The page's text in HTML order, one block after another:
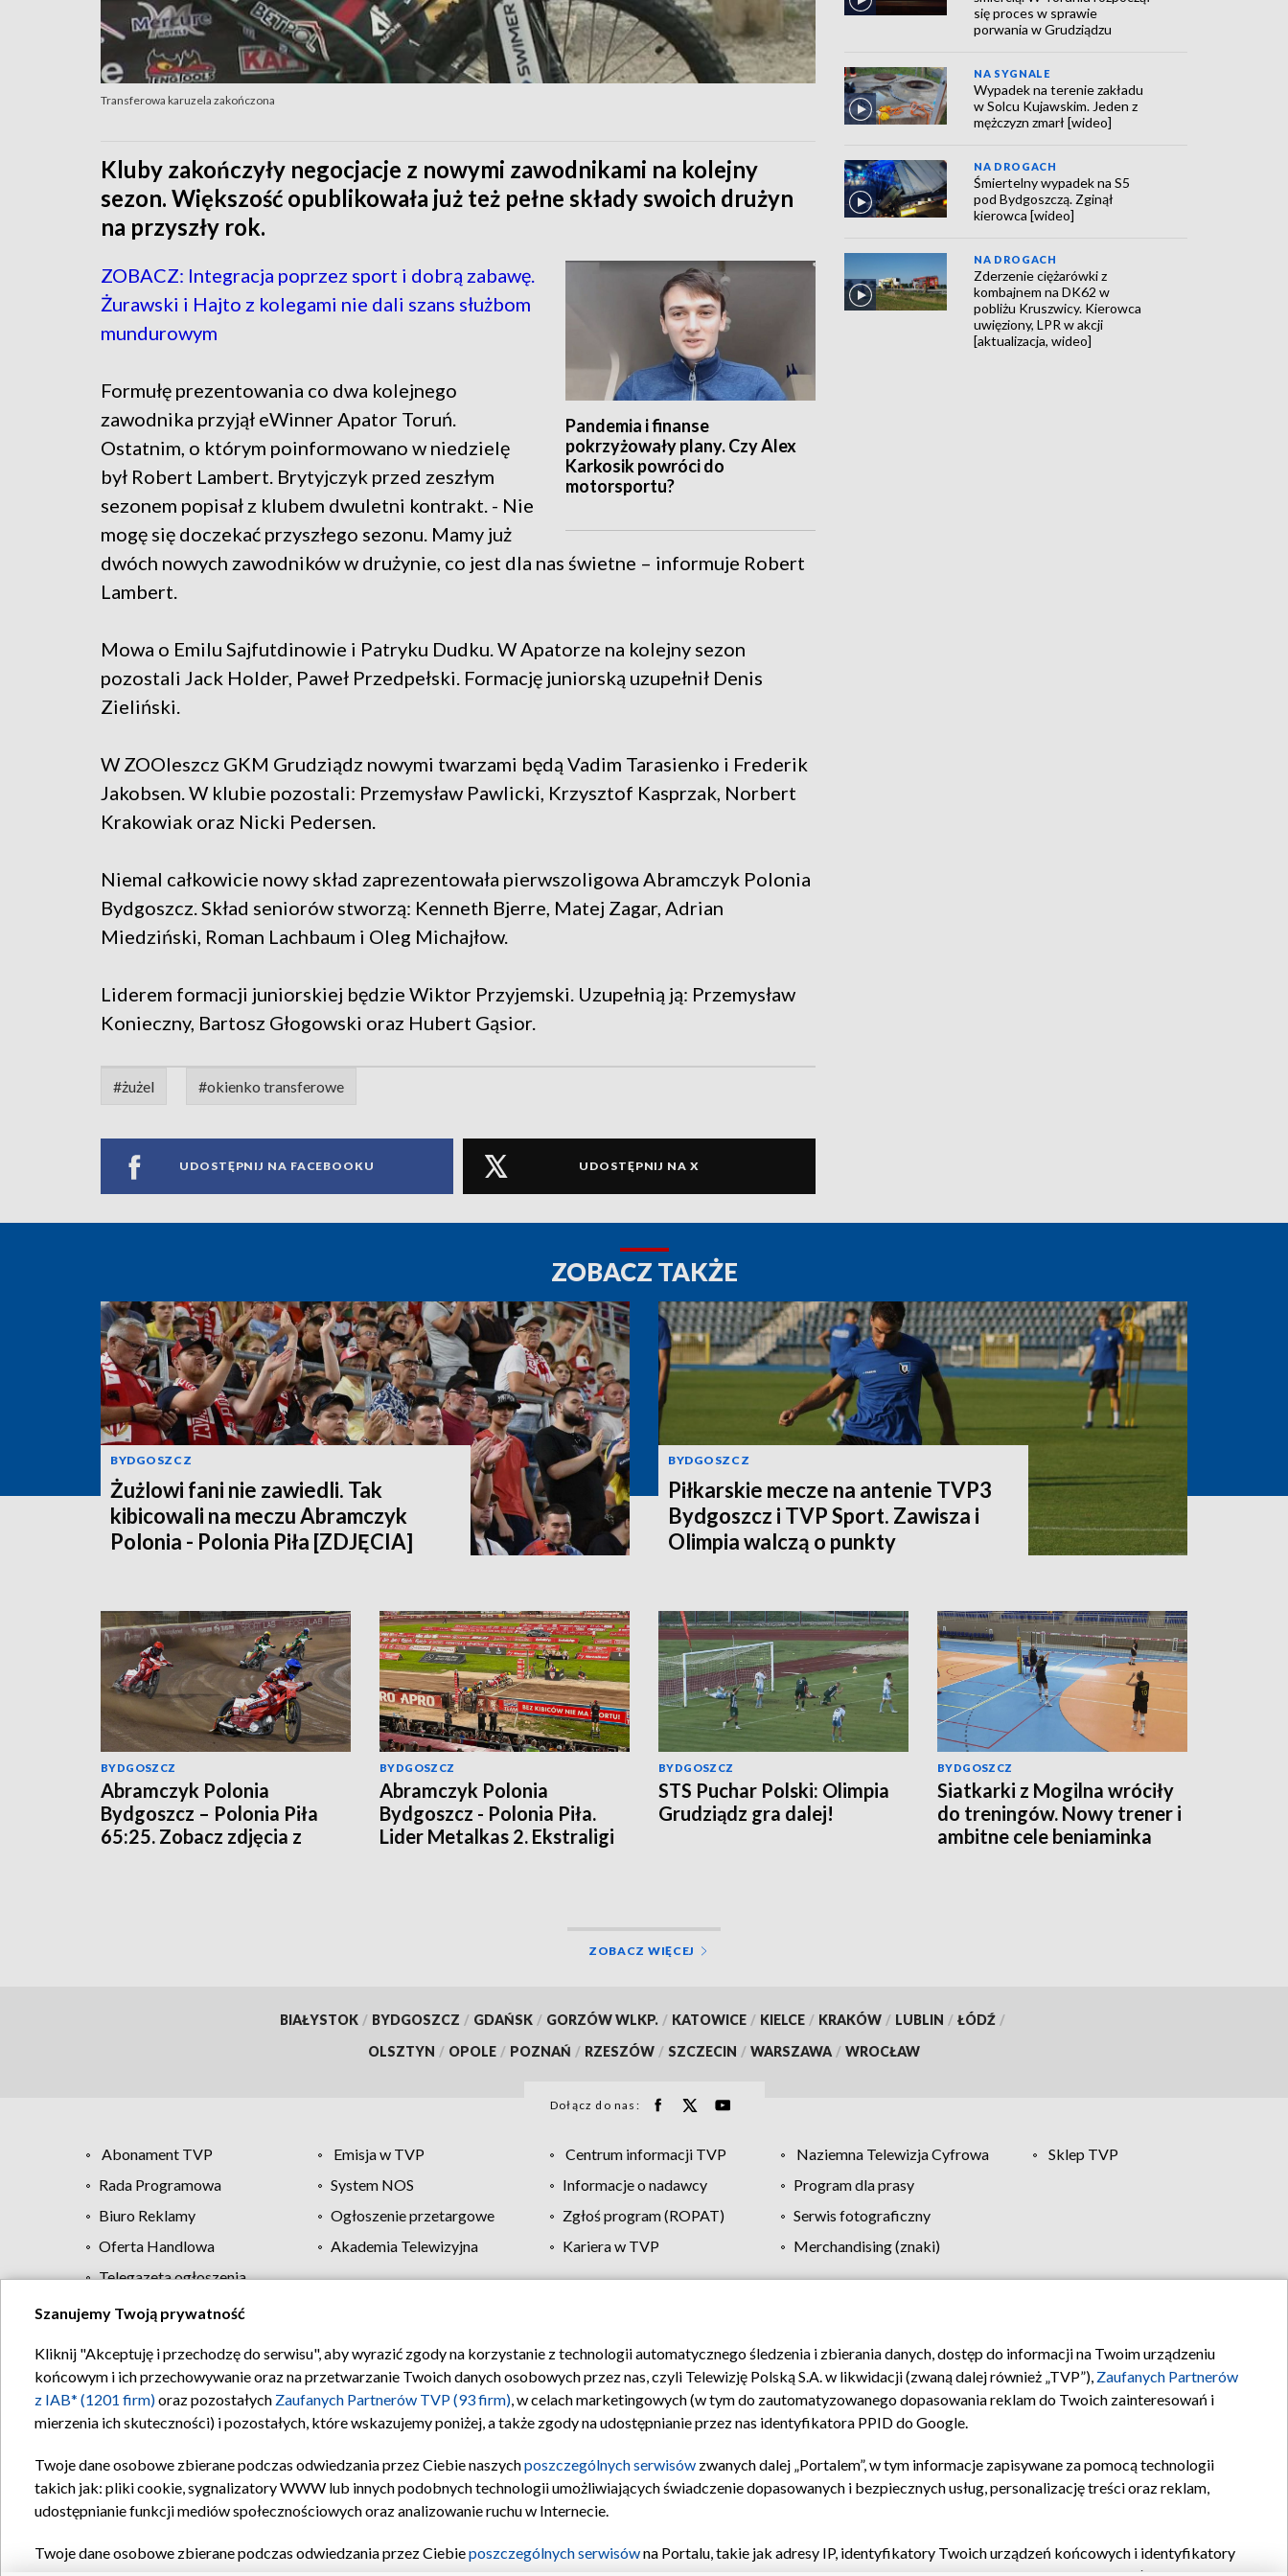
Transferowa karuzela zakończona
Kluby zakończyły negocjacje z nowymi zawodnikami na kolejny
sezon. Większość opublikowała już też pełne składy swoich drużyn
na przyszły rok.
Pandemia i finanse
pokrzyżowały plany. Czy Alex
Karkosik powróci do
motorsportu?
ZOBACZ: Integracja poprzez sport i dobrą zabawę.
Żurawski i Hajto z kolegami nie dali szans służbom
mundurowym
Formułę prezentowania co dwa kolejnego
zawodnika przyjął eWinner Apator Toruń.
Ostatnim, o którym poinformowano w niedzielę
był Robert Lambert. Brytyjczyk przed zeszłym
sezonem popisał z klubem dwuletni kontrakt. - Nie
mogę się doczekać przyszłego sezonu. Mamy już
dwóch nowych zawodników w drużynie, co jest dla nas świetne – informuje Robert
Lambert.
Mowa o Emilu Sajfutdinowie i Patryku Dudku. W Apatorze na kolejny sezon
pozostali Jack Holder, Paweł Przedpełski. Formację juniorską uzupełnił Denis
Zieliński.
W ZOOleszcz GKM Grudziądz nowymi twarzami będą Vadim Tarasienko i Frederik
Jakobsen. W klubie pozostali: Przemysław Pawlicki, Krzysztof Kasprzak, Norbert
Krakowiak oraz Nicki Pedersen.
Niemal całkowicie nowy skład zaprezentowała pierwszoligowa Abramczyk Polonia
Bydgoszcz. Skład seniorów stworzą: Kenneth Bjerre, Matej Zagar, Adrian
Miedziński, Roman Lachbaum i Oleg Michajłow.
Liderem formacji juniorskiej będzie Wiktor Przyjemski. Uzupełnią ją: Przemysław
Konieczny, Bartosz Głogowski oraz Hubert Gąsior.
#żużel #okienko transferowe
UDOSTĘPNIJ NA FACEBOOKU UDOSTĘPNIJ NA X
się proces w sprawie
porwania w Grudziądzu
NA SYGNALE
Wypadek na terenie zakładu
w Solcu Kujawskim. Jeden z
mężczyzn zmarł [wideo]
NA DROGACH
Śmiertelny wypadek na S5
pod Bydgoszczą. Zginął
kierowca [wideo]
NA DROGACH
Zderzenie ciężarówki z
kombajnem na DK62 w
pobliżu Kruszwicy. Kierowca
uwięziony, LPR w akcji
[aktualizacja, wideo]
ZOBACZ TAKŻE
BYDGOSZCZ
Żużlowi fani nie zawiedli. Tak
kibicowali na meczu Abramczyk
Polonia - Polonia Piła [ZDJĘCIA]
BYDGOSZCZ
Piłkarskie mecze na antenie TVP3
Bydgoszcz i TVP Sport. Zawisza i
Olimpia walczą o punkty
BYDGOSZCZ
Abramczyk Polonia
Bydgoszcz – Polonia Piła
65:25. Zobacz zdjęcia z
BYDGOSZCZ
Abramczyk Polonia
Bydgoszcz - Polonia Piła.
Lider Metalkas 2. Ekstraligi
BYDGOSZCZ
STS Puchar Polski: Olimpia
Grudziądz gra dalej!
BYDGOSZCZ
Siatkarki z Mogilna wróciły
do treningów. Nowy trener i
ambitne cele beniaminka
ZOBACZ WIĘCEJ
BIAŁYSTOK / BYDGOSZCZ / GDAŃSK / GORZÓW WLKP. / KATOWICE / KIELCE / KRAKÓW / LUBLIN / ŁÓDŹ /
OLSZTYN / OPOLE / POZNAŃ / RZESZÓW / SZCZECIN / WARSZAWA / WROCŁAW
Dołącz do nas:
Abonament TVP Emisja w TVP Centrum informacji TVP Naziemna Telewizja Cyfrowa
Sklep TVP
Rada Programowa
System NOS Informacje o nadawcy
Program dla prasy
Biuro Reklamy
Ogłoszenie przetargowe Zgłoś program (ROPAT)
Serwis fotograficzny
Oferta Handlowa
Akademia Telewizyjna Kariera w TVP
Merchandising (znaki)
Telegazeta ogłoszenia
Regulamin TVP Polityka prywatności Moje zgody Pomoc Biuro reklamy Kontakt
Szanujemy Twoją prywatność
Kliknij "Akceptuję i przechodzę do serwisu", aby wyrazić zgody na korzystanie z technologii automatycznego śledzenia i zbierania danych, dostęp do informacji na Twoim urządzeniu
końcowym i ich przechowywanie oraz na przetwarzanie Twoich danych osobowych przez nas, czyli Telewizję Polską S.A. w likwidacji (zwaną dalej również „TVP”), Zaufanych Partnerów
z IAB* (1201 firm)oraz pozostałych Zaufanych Partnerów TVP (93 firm), w celach marketingowych (w tym do zautomatyzowanego dopasowania reklam do Twoich zainteresowań i
mierzenia ich skuteczności) i pozostałych, które wskazujemy poniżej, a także zgody na udostępnianie przez nas identyfikatora PPID do Google.
Twoje dane osobowe zbierane podczas odwiedzania przez Ciebie naszychposzczególnych serwisów zwanych dalej „Portalem”, w tym informacje zapisywane za pomocą technologii
takich jak: pliki cookie, sygnalizatory WWW lub innych podobnych technologii umożliwiających świadczenie dopasowanych i bezpiecznych usług, personalizację treści oraz reklam,
udostępnianie funkcji mediów społecznościowych oraz analizowanie ruchu w Internecie.
Twoje dane osobowe zbierane podczas odwiedzania przez Ciebieposzczególnych serwisówna Portalu, takie jak adresy IP, identyfikatory Twoich urządzeń końcowych i identyfikatory